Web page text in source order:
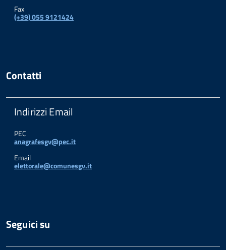
Fax
(+39) 055 9121424
Contatti
Indirizzi Email
PEC
anagrafesgv@pec.it
Email
elettorale@comunesgv.it
Seguici su